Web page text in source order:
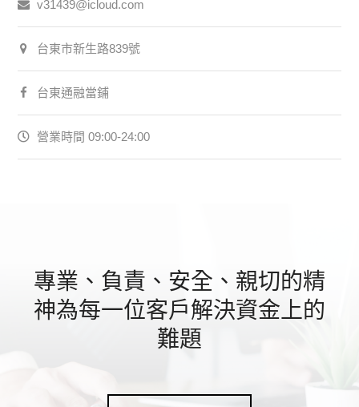
v31439@icloud.com
台東市新生路839號
台東通融當鋪
營業時間 09:00-24:00
專業、負責、安全、親切的精
神為每一位客戶解決資金上的
難題